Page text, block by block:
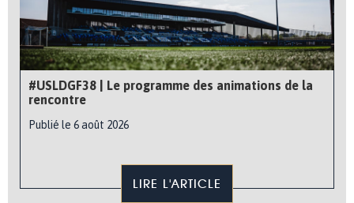
#USLDGF38 | Le programme des animations de la
rencontre
Publié le 6 août 2026
LIRE L'ARTICLE